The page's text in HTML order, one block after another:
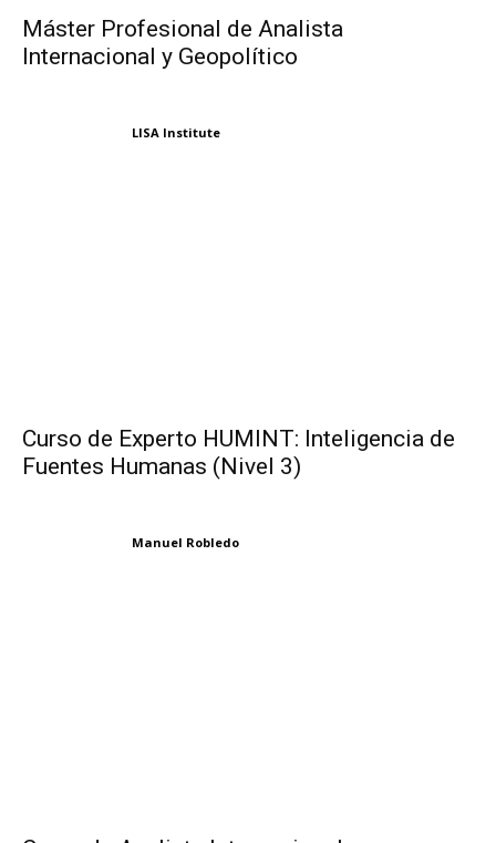
Máster Profesional de Analista
Internacional y Geopolítico
LISA Institute
Curso de Experto HUMINT: Inteligencia de
Fuentes Humanas (Nivel 3)
Manuel Robledo